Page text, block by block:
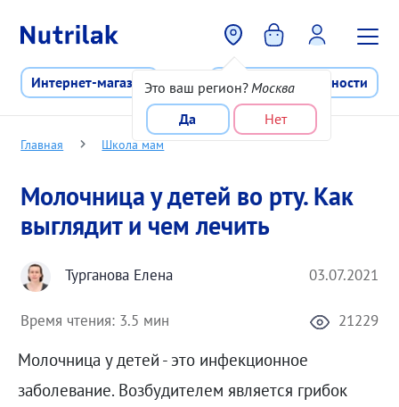
Это ваш регион? Москва
Да
Нет
Интернет-магазин Программа лояльности
Главная Школа мам
Молочница у детей во рту. Как
выглядит и чем лечить
Турганова Елена 03.07.2021
Время чтения: 3.5 мин 21229
Молочница у детей - это инфекционное
заболевание. Возбудителем является грибок